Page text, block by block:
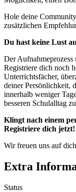
Hole deine
zusätzlichen
Du hast keine Lust
Der Aufnahmeprozess
Registriere dich noch
Unterrichtsfächer,
deiner Persönlichkeit,
innerhalb weniger
besseren Schulalltag
Klingt nach einem
Registriere dich jetzt!
Wir freuen uns auf
Extra
Status